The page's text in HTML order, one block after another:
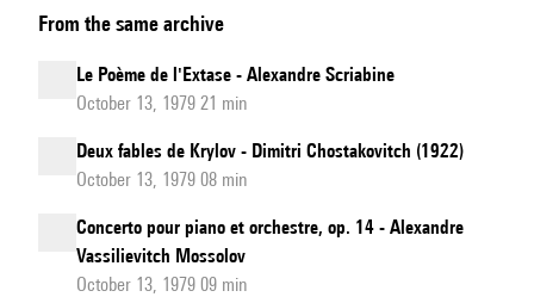
From the same archive
Le Poème de l'Extase - Alexandre Scriabine
October 13, 1979 21 min
Deux fables de Krylov - Dimitri Chostakovitch (1922)
October 13, 1979 08 min
Concerto pour piano et orchestre, op. 14 - Alexandre
Vassilievitch Mossolov
October 13, 1979 09 min